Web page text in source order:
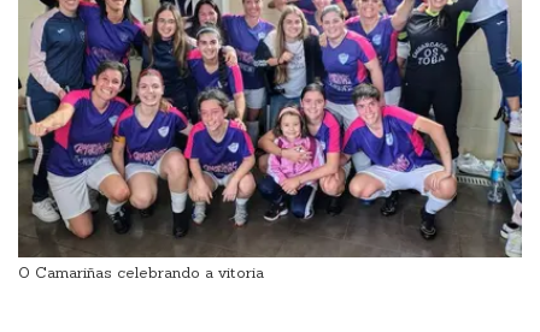
O Camariñas celebrando a vitoria